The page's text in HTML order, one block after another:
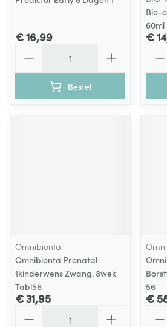
€ 16,99
Bestel
Bio-
60ml
€
Omnibionta
Omnibionta Pronatal
1kinderwens Zwang. 8wek
Tabl56
€ 31,95
56
€